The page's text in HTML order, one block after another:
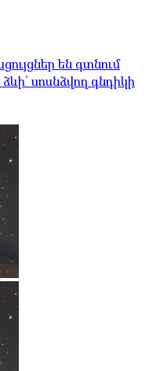
են գտնում
սոսնձվող գնդիկի